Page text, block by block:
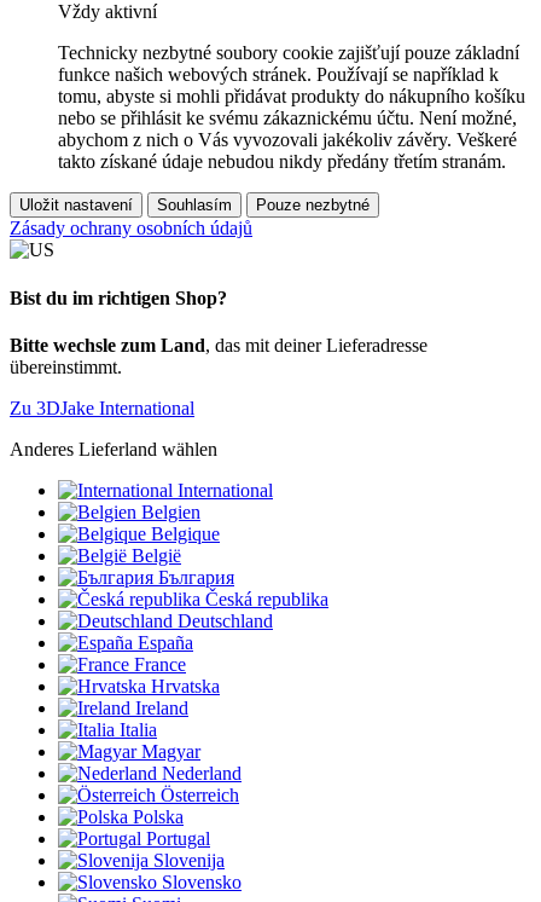
Vždy aktivní
Technicky nezbytné soubory cookie zajišťují pouze základní
funkce našich webových stránek. Používají se například k
tomu, abyste si mohli přidávat produkty do nákupního košíku
nebo se přihlásit ke svému zákaznickému účtu. Není možné,
abychom z nich o Vás vyvozovali jakékoliv závěry. Veškeré
takto získané údaje nebudou nikdy předány třetím stranám.
Uložit nastavení Souhlasím Pouze nezbytné
Zásady ochrany osobních údajů
Bist du im richtigen Shop?
Bitte wechsle zum Land, das mit deiner Lieferadresse
übereinstimmt.
Zu 3DJake International
Anderes Lieferland wählen
International
Belgien
Belgique
België
България
Česká republika
Deutschland
España
France
Hrvatska
Ireland
Italia
Magyar
Nederland
Österreich
Polska
Portugal
Slovenija
Slovensko